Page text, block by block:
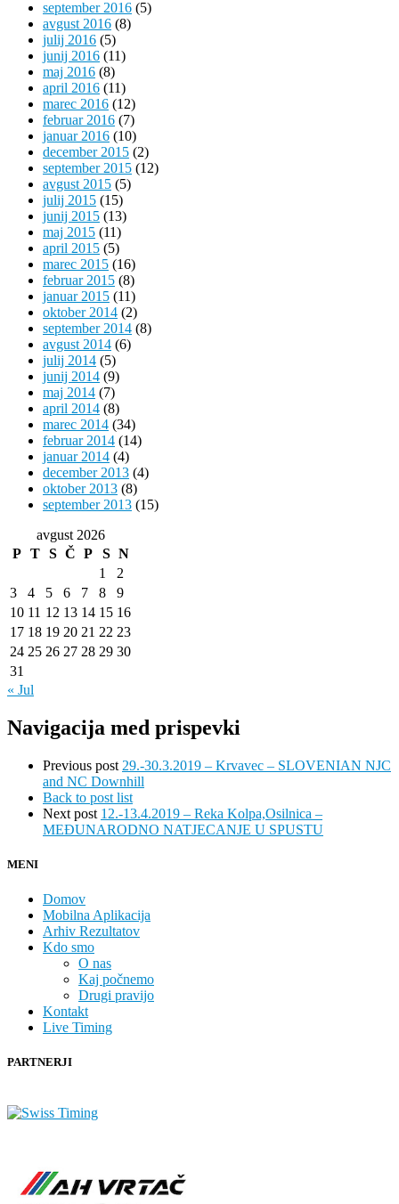
september 2016 (5)
avgust 2016 (8)
julij 2016 (5)
junij 2016 (11)
maj 2016 (8)
april 2016 (11)
marec 2016 (12)
februar 2016 (7)
januar 2016 (10)
december 2015 (2)
september 2015 (12)
avgust 2015 (5)
julij 2015 (15)
junij 2015 (13)
maj 2015 (11)
april 2015 (5)
marec 2015 (16)
februar 2015 (8)
januar 2015 (11)
oktober 2014 (2)
september 2014 (8)
avgust 2014 (6)
julij 2014 (5)
junij 2014 (9)
maj 2014 (7)
april 2014 (8)
marec 2014 (34)
februar 2014 (14)
januar 2014 (4)
december 2013 (4)
oktober 2013 (8)
september 2013 (15)
avgust 2026
P T S Č P S N
1
2
3
4 5 6 7 8
9
10 11 12 13 14 15 16
17 18 19 20 21 22 23
24 25 26 27 28 29 30
31
« Jul
Navigacija med prispevki
Previous post 29.-30.3.2019 – Krvavec – SLOVENIAN NJC
and NC Downhill
Back to post list
Next post 12.-13.4.2019 – Reka Kolpa,Osilnica –
MEĐUNARODNO NATJECANJE U SPUSTU
MENI
Domov
Mobilna Aplikacija
Arhiv Rezultatov
Kdo smo
O nas
Kaj počnemo
Drugi pravijo
Kontakt
Live Timing
PARTNERJI